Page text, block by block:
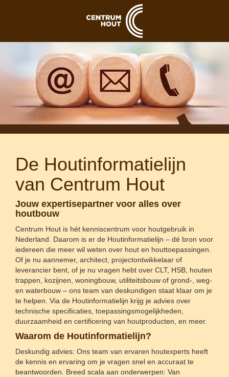
De Houtinformatielijn
van Centrum Hout
Jouw expertisepartner voor alles over
houtbouw
Centrum Hout is hét kenniscentrum voor houtgebruik in
Nederland. Daarom is er de Houtinformatielijn – dé bron voor
iedereen die meer wil weten over hout en houttoepassingen.
Of je nu aannemer, architect, projectontwikkelaar of
leverancier bent, of je nu vragen hebt over CLT, HSB, houten
trappen, kozijnen, woningbouw, utiliteitsbouw of grond-, weg-
en waterbouw – ons team van deskundigen staat klaar om je
te helpen. Via de Houtinformatielijn krijg je advies over
technische specificaties, toepassingsmogelijkheden,
duurzaamheid en certificering van houtproducten, en meer.
Waarom de Houtinformatielijn?
Deskundig advies: Ons team van ervaren houtexperts heeft
de kennis en ervaring om je vragen snel en accuraat te
beantwoorden. Breed scala aan onderwerpen: Van